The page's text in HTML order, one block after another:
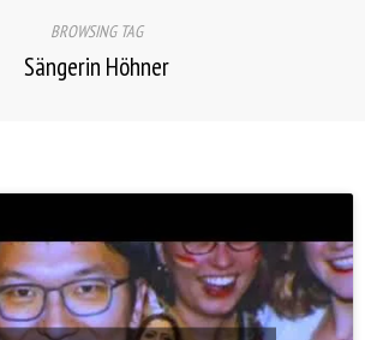
BROWSING TAG
Sängerin Höhner